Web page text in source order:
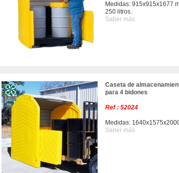
Medidas: 915x915x1677
250 litros.
Saber más
Caseta de
para 4 bidones
Ref : 52024
Medidas:
Saber más